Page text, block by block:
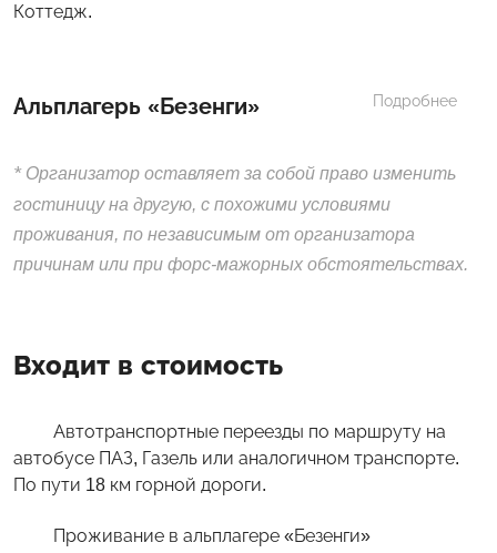
Коттедж.
Альплагерь «Безенги» Подробнее
*Организатор оставляет за собой право изменить
гостиницу на другую, с похожими условиями
проживания, по независимым от организатора
причинам или при форс-мажорных обстоятельствах.
Входит в стоимость
Автотранспортные переезды по маршруту на
автобусе ПАЗ, Газель или аналогичном транспорте.
По пути 18 км горной дороги.
Проживание в альплагере «Безенги»